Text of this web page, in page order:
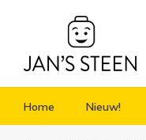
Home Nieuw!